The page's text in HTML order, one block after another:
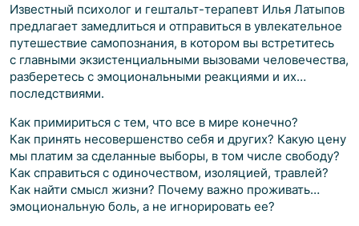
Известный психолог и гештальт-терапевт Илья Латыпов
предлагает замедлиться и отправиться в увлекательное
путешествие самопознания, в котором вы встретитесь
с главными экзистенциальными вызовами человечества,
разберетесь с эмоциональными реакциями и их
последствиями.
Как примириться с тем, что все в мире конечно?
Как принять несовершенство себя и других? Какую цену
мы платим за сделанные выборы, в том числе свободу?
Как справиться с одиночеством, изоляцией, травлей?
Как найти смысл жизни? Почему важно проживать
эмоциональную боль, а не игнорировать ее?